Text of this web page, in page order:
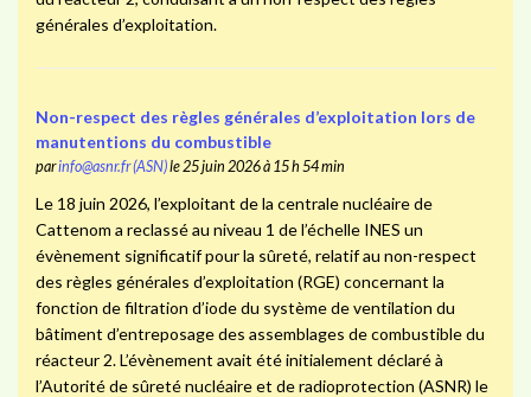
générales d’exploitation.
Non-respect des règles générales d’exploitation lors de
manutentions du combustible
parinfo@asnr.fr (ASN)le 25 juin 2026 à 15 h 54 min
Le 18 juin 2026, l’exploitant de la centrale nucléaire de
Cattenom a reclassé au niveau 1 de l’échelle INES un
évènement significatif pour la sûreté, relatif au non-respect
des règles générales d’exploitation (RGE) concernant la
fonction de filtration d’iode du système de ventilation du
bâtiment d’entreposage des assemblages de combustible du
réacteur 2. L’évènement avait été initialement déclaré à
l’Autorité de sûreté nucléaire et de radioprotection (ASNR) le